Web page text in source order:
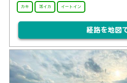
カキ 活イカ イートイン
経路を地図